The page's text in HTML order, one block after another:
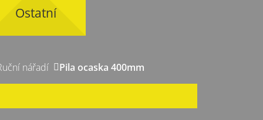
Ostatní
nářadí Pila ocaska 400mm